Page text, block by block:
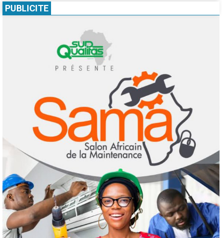
l’alarme : le spectre d’une guerre nucléaire
refait surface
7 août 2026
2
Infos génerales
Espagne : une figure de l’extrême droite
condamnée à un an de prison pour incitation
à la haine contre les migrants Marocains
4 août 2026
3
Culture Education
Pour nourrir l’IA, les géants de la tech
achètent des millions de livres… avant de
les détruire
4
Agenda 2063 ODD Santé
Au Soudan, des mères marchent des
kilomètres pour sauver leurs enfants de la
malnutrition
1 août 2026
PUBLICITE